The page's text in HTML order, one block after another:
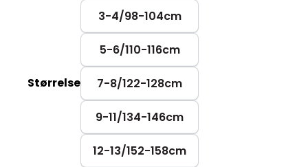
Størrelse
3-4/98-104cm
5-6/110-116cm
7-8/122-128cm
9-11/134-146cm
12-13/152-158cm